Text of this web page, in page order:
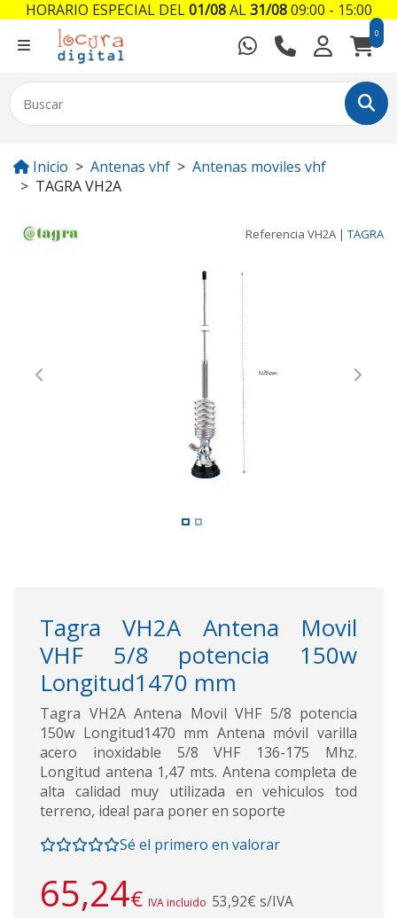
0
Inicio Antenas vhf
Antenas moviles vhf
TAGRA VH2A
Referencia VH2A | TAGRA
Previous Next
Tagra VH2A Antena Movil
VHF 5/8 potencia 150w
Longitud1470 mm
Tagra VH2A Antena Movil VHF 5/8 potencia
150w Longitud1470 mm Antena móvil varilla
acero inoxidable 5/8 VHF 136-175 Mhz.
Longitud antena 1,47 mts. Antena completa de
alta calidad muy utilizada en vehiculos tod
terreno, ideal para poner en soporte
Sé el primero en valorar
65,24€ IVA incluido 53,92€ s/IVA
HORARIO ESPECIAL DEL01/08AL31/0809:00 - 15:00